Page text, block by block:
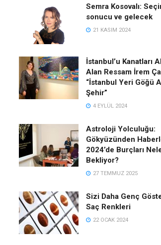
Semra Kosovalı:
sonucu ve gelecek
21 KASIM 2024
İstanbul’u Kanatları
Alan Ressam İrem
“İstanbul Yeri Göğü
Şehir”
4 EYLÜL 2024
Astroloji Yolculuğu:
Gökyüzünden
2024’de Burçları
Bekliyor?
27 TEMMUZ 2025
Sizi Daha Genç
Saç Renkleri
22 OCAK 2024